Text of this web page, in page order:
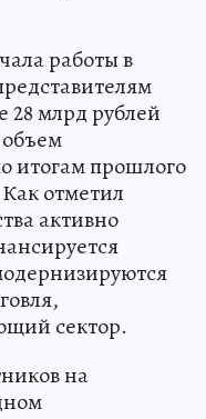
работы в
млрд рублей
итогам прошлого
отметил
активно
сектор.
на